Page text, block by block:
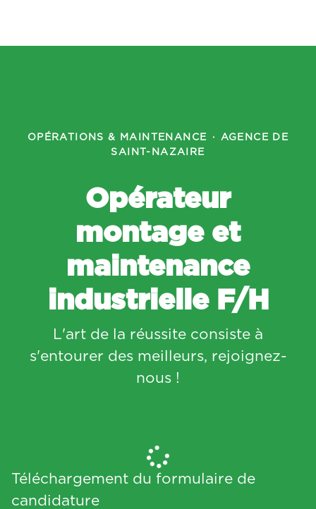
OPÉRATIONS & MAINTENANCE ·
AGENCE DE
SAINT-NAZAIRE
Opérateur
montage et
maintenance
industrielle F/H
L'art de la réussite consiste à
s'entourer des meilleurs, rejoignez-
nous !
Téléchargement du formulaire de
candidature